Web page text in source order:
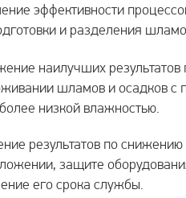
эффективности
и разделения
наилучших результатов
шламов и осадков с
низкой влажностью.
результатов по снижению
защите
его срока службы.